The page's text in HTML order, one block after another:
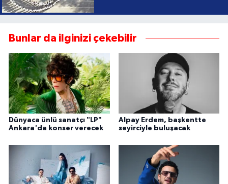
Bunlar da ilginizi çekebilir
Dünyaca ünlü sanatçı "LP"
Ankara'da konser verecek
Alpay Erdem, başkentte
seyirciyle buluşacak